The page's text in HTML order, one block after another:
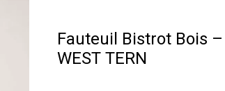
Fauteuil Bistrot Bois –
WEST TERN